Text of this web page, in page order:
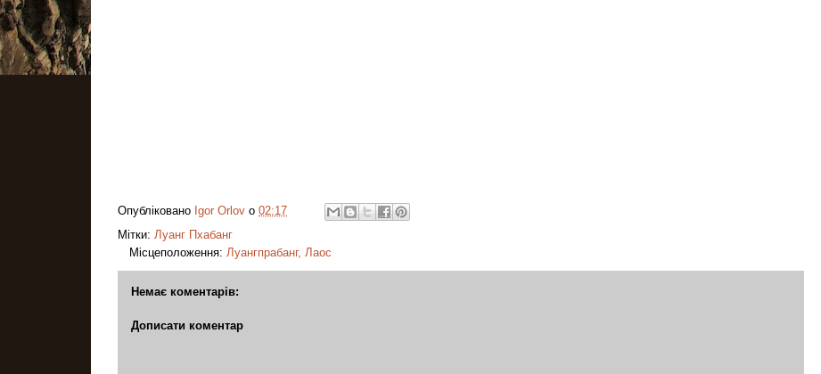
Опубліковано Igor Orlov о 02:17
Мітки: Луанг Пхабанг
Місцеположення: Луангпрабанг, Лаос
Немає коментарів:
Дописати коментар